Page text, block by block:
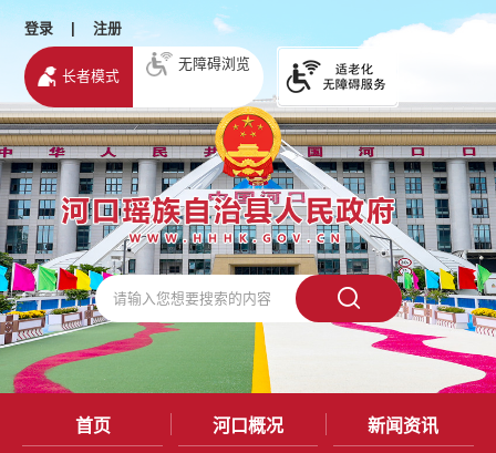
登录 | 注册
长者模式
无障碍浏览
首页 河口概况 新闻资讯